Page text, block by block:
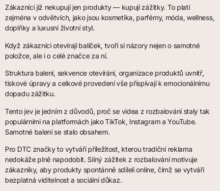
Zákazníci již nekupují jen produkty — kupují zážitky. To platí
zejména v odvětvích, jako jsou kosmetika, parfémy, móda, wellness,
doplňky a luxusní životní styl.
Když zákazníci otevírají balíček, tvoří si názory nejen o samotné
položce, ale i o celé značce za ní.
Struktura balení, sekvence otevírání, organizace produktů uvnitř,
tiskové úpravy a celkové provedení vše přispívají k emocionálnímu
dopadu zážitku.
Tento jev je jedním z důvodů, proč se videa z rozbalování staly tak
populárními na platformách jako TikTok, Instagram a YouTube.
Samotné balení se stalo obsahem.
Pro DTC značky to vytváří příležitost, kterou tradiční reklama
nedokáže plně napodobit. Silný zážitek z rozbalování motivuje
zákazníky, aby produkty spontánně sdíleli online, čímž se vytváří
bezplatná viditelnost a sociální důkaz.